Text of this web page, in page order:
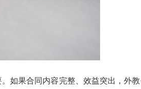
如果合同内容完整、效益突出，外